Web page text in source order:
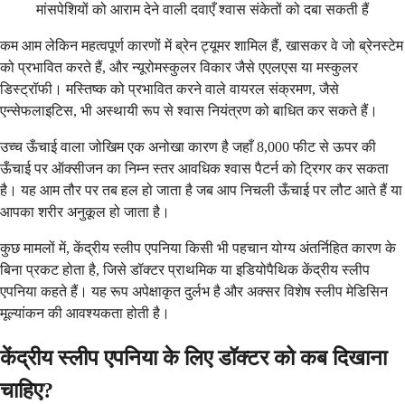
मांसपेशियों को आराम देने वाली दवाएँ श्वास संकेतों को दबा सकती हैं
कम आम लेकिन महत्वपूर्ण कारणों में ब्रेन ट्यूमर शामिल हैं, खासकर वे जो ब्रेनस्टेम
को प्रभावित करते हैं, और न्यूरोमस्कुलर विकार जैसे एएलएस या मस्कुलर
डिस्ट्रॉफी। मस्तिष्क को प्रभावित करने वाले वायरल संक्रमण, जैसे
एन्सेफलाइटिस, भी अस्थायी रूप से श्वास नियंत्रण को बाधित कर सकते हैं।
उच्च ऊँचाई वाला जोखिम एक अनोखा कारण है जहाँ 8,000 फीट से ऊपर की
ऊँचाई पर ऑक्सीजन का निम्न स्तर आवधिक श्वास पैटर्न को ट्रिगर कर सकता
है। यह आम तौर पर तब हल हो जाता है जब आप निचली ऊँचाई पर लौट आते हैं या
आपका शरीर अनुकूल हो जाता है।
कुछ मामलों में, केंद्रीय स्लीप एपनिया किसी भी पहचान योग्य अंतर्निहित कारण के
बिना प्रकट होता है, जिसे डॉक्टर प्राथमिक या इडियोपैथिक केंद्रीय स्लीप
एपनिया कहते हैं। यह रूप अपेक्षाकृत दुर्लभ है और अक्सर विशेष स्लीप मेडिसिन
मूल्यांकन की आवश्यकता होती है।
केंद्रीय स्लीप एपनिया के लिए डॉक्टर को कब दिखाना
चाहिए?